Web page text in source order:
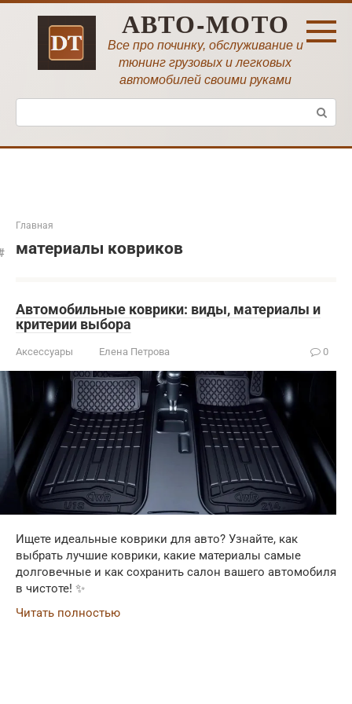
Перейти
АВТО-МОТО
Все про починку, обслуживание и
тюнинг грузовых и легковых
автомобилей своими руками
Поиск:
Главная
материалы ковриков
Автомобильные коврики: виды, материалы и
критерии выбора
Аксессуары Елена Петрова 0
Ищете идеальные коврики для авто? Узнайте, как
выбрать лучшие коврики, какие материалы самые
долговечные и как сохранить салон вашего автомобиля
в чистоте! ✨
Читать полностью